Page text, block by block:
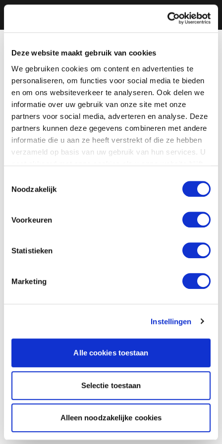
Deze website maakt gebruik van cookies
We gebruiken cookies om content en advertenties te
personaliseren, om functies voor social media te bieden
en om ons websiteverkeer te analyseren. Ook delen we
informatie over uw gebruik van onze site met onze
partners voor social media, adverteren en analyse. Deze
partners kunnen deze gegevens combineren met andere
informatie die u aan ze heeft verstrekt of die ze hebben
verzameld op basis van uw gebruik van hun services. U
Noodzakelijk
Voorkeuren
Statistieken
Marketing
Instellingen
Alle cookies toestaan
Selectie toestaan
Alleen noodzakelijke cookies